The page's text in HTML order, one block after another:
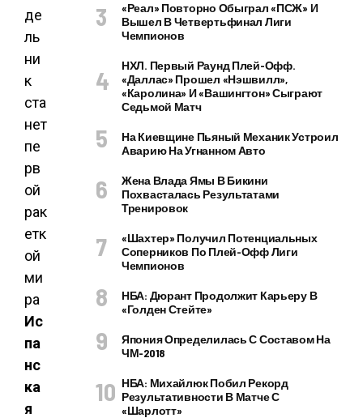
Ис
па
нс
ка
я
«Реал» Повторно Обыграл «ПСЖ» И
Вышел В Четвертьфинал Лиги
Чемпионов
НХЛ. Первый Раунд Плей-Офф.
«Даллас» Прошел «Нэшвилл»,
«Каролина» И «Вашингтон» Сыграют
Седьмой Матч
На Киевщине Пьяный Механик Устроил
Аварию На Угнанном Авто
Жена Влада Ямы В Бикини
Похвасталась Результатами
Тренировок
«Шахтер» Получил Потенциальных
Соперников По Плей-Офф Лиги
Чемпионов
НБА: Дюрант Продолжит Карьеру В
«Голден Стейте»
Япония Определилась С Составом На
ЧМ-2018
НБА: Михайлюк Побил Рекорд
Результативности В Матче С
«Шарлотт»